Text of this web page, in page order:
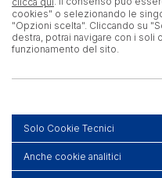
Le nostre certificazioni
Parità di Genere
Modifica scelte cookie
cookies" o selezionando le
"Opzioni scelta". Cliccando su
destra, potrai navigare con i soli
funzionamento del sito.
Solo Cookie Tecnici
Anche cookie analitici